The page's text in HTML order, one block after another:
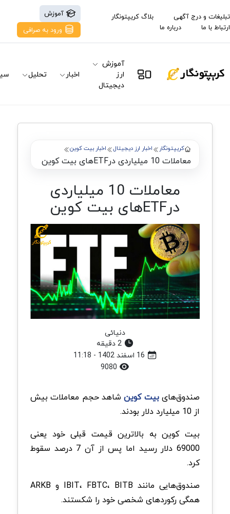
تبلیغات و درج آگهی
بلاگ کریپتونگار
ارتباط با ما
درباره ما
آموزش
ورود به صرافی
آموزش
ارز
دیجیتال
اخبار تحلیل
کریپتونگار اخبار ارز دیجیتال اخبار بیت کوین
معاملات 10 میلیاردی درETF‌‌‌های بیت کوین
معاملات 10 میلیاردی
درETF‌‌‌های بیت کوین
دنیائی
2 دقیقه
صندوق‌هایبیت کوینشاهد حجم معاملات بیش
از 10 میلیارد دلار بودند.
بیت کوین به بالاترین قیمت قبلی خود یعنی
69000 دلار رسید اما پس از آن 7 درصد سقوط
کرد.
صندوق‌هایی مانند IBIT، FBTC، BITB و ARKB
همگی رکوردهای شخصی خود را شکستند.